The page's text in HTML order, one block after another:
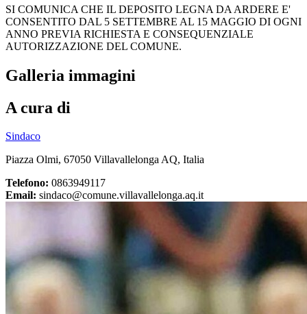
SI COMUNICA CHE IL DEPOSITO LEGNA DA ARDERE E'
CONSENTITO DAL 5 SETTEMBRE AL 15 MAGGIO DI OGNI
ANNO PREVIA RICHIESTA E CONSEQUENZIALE
AUTORIZZAZIONE DEL COMUNE.
Galleria immagini
A cura di
Sindaco
Piazza Olmi, 67050 Villavallelonga AQ, Italia
Telefono: 0863949117
Email: sindaco@comune.villavallelonga.aq.it